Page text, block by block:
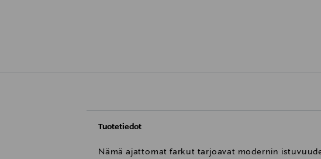
Tuotetiedot
Nämä ajattomat farkut tarjoavat modernin